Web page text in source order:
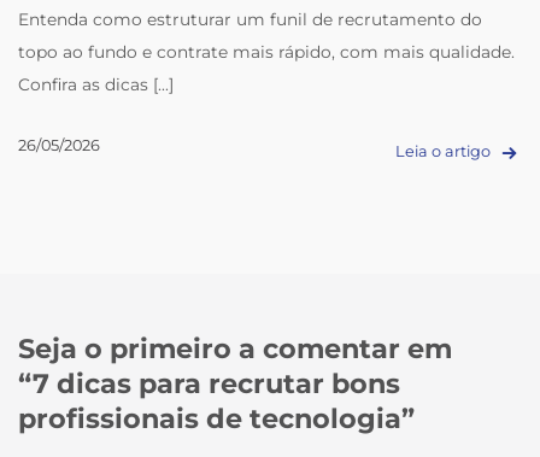
Entenda como estruturar um funil de recrutamento do
topo ao fundo e contrate mais rápido, com mais qualidade.
Confira as dicas [...]
26/05/2026 Leia o artigo
Seja o primeiro a comentar em
“7 dicas para recrutar bons
profissionais de tecnologia”